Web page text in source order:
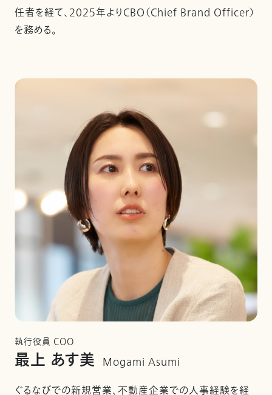
任者を経て、2025年よりCBO（Chief Brand Officer）
を務める。
執行役員 COO
最上 あす美
Mogami Asumi
ぐるなびでの新規営業、不動産企業での人事経験を経